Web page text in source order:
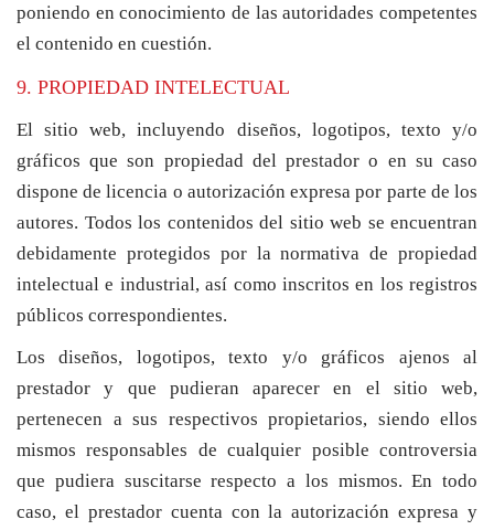
poniendo en conocimiento de las autoridades competentes
el contenido en cuestión.
9. PROPIEDAD INTELECTUAL
El sitio web, incluyendo diseños, logotipos, texto y/o
gráficos que son propiedad del prestador o en su caso
dispone de licencia o autorización expresa por parte de los
autores. Todos los contenidos del sitio web se encuentran
debidamente protegidos por la normativa de propiedad
intelectual e industrial, así como inscritos en los registros
públicos correspondientes.
Los diseños, logotipos, texto y/o gráficos ajenos al
prestador y que pudieran aparecer en el sitio web,
pertenecen a sus respectivos propietarios, siendo ellos
mismos responsables de cualquier posible controversia
que pudiera suscitarse respecto a los mismos. En todo
caso, el prestador cuenta con la autorización expresa y